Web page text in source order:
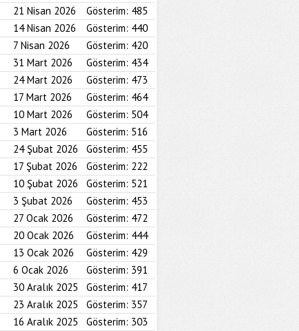
21 Nisan 2026 Gösterim: 485
14 Nisan 2026 Gösterim: 440
7 Nisan 2026 Gösterim: 420
31 Mart 2026 Gösterim: 434
24 Mart 2026 Gösterim: 473
17 Mart 2026 Gösterim: 464
10 Mart 2026 Gösterim: 504
3 Mart 2026 Gösterim: 516
24 Şubat 2026 Gösterim: 455
17 Şubat 2026 Gösterim: 222
10 Şubat 2026 Gösterim: 521
3 Şubat 2026 Gösterim: 453
27 Ocak 2026 Gösterim: 472
20 Ocak 2026 Gösterim: 444
13 Ocak 2026 Gösterim: 429
6 Ocak 2026 Gösterim: 391
30 Aralık 2025 Gösterim: 417
23 Aralık 2025 Gösterim: 357
16 Aralık 2025 Gösterim: 303